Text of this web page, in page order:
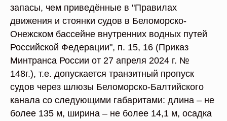
запасы, чем приведённые в "Правилах
движения и стоянки судов в Беломорско-
Онежском бассейне внутренних водных путей
Российской Федерации", п. 15, 16 (Приказ
Минтранса России от 27 апреля 2024 г. №
148г.), т.е. допускается транзитный пропуск
судов через шлюзы Беломорско-Балтийского
канала со следующими габаритами: длина – не
более 135 м, ширина – не более 14,1 м, осадка